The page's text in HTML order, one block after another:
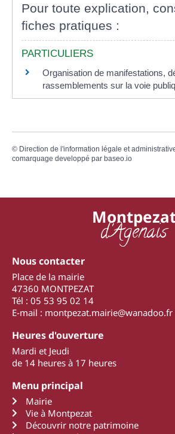
Pour toute explication,
fiches pratiques :
PARTICULIERS
Organisation de manifestations,
rassemblements sur la voie
© Direction de l'information légale et
comarquage developpé par baseo.io
d'Agenais
Nous contacter
Place de la mairie
47360 MONTPEZAT
Tél : 05 53 95 02 14
E-mail : montpezat.mairie@wanadoo.fr
Heures d'ouverture
Mardi et Jeudi
de 14 heures à 17 heures
Menu principal
Mairie
Vie à Montpezat
Découvrir notre patrimoine